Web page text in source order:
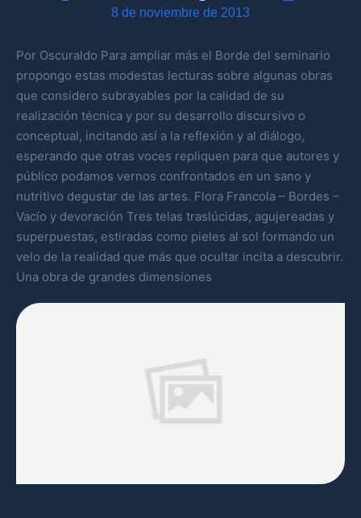
8 de noviembre de 2013
Por Oscuraldo Para ampliar más el Borde del seminario
propongo estas modestas lecturas sobre algunas obras
que considero subrayables por la calidad de su
realización técnica y por su desarrollo discursivo o
conceptual, incitando así a la reflexión y al diálogo,
esperando que otras voces repliquen para que autores y
público podamos vernos confrontados en un sano y
nutritivo degustar de las artes. Flora Francola – Bordes –
Vacío y devoración Tres telas traslúcidas, agujereadas y
superpuestas, estiradas como pieles al sol formando un
velo de la realidad que más que ocultar incita a descubrir.
Una obra de grandes dimensiones